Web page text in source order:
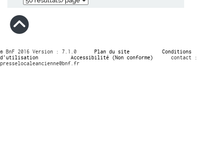
© BnF 2016 Version : 7.1.0 Plan du site
Conditions
d’utilisation
Accessibilité (Non conforme)
contact :
presselocaleancienne@bnf.fr